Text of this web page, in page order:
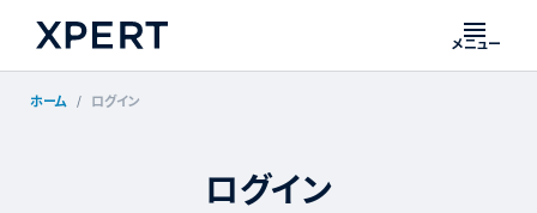
メニュー
ホーム ログイン
ログイン